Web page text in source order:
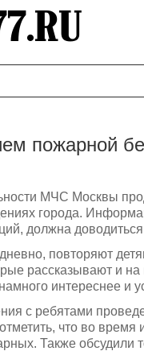
пожарной
МЧС Москвы
города.
должна
повторяют
рассказывают и
интереснее и
с ребятами
что во
Также обсудили